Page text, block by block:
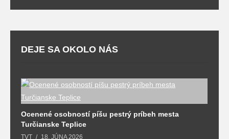
DEJE SA OKOLO NÁS
Ocenené osobností píšu pestrý príbeh mesta
Turčianske Teplice
TVT 18. JÚNA 2026